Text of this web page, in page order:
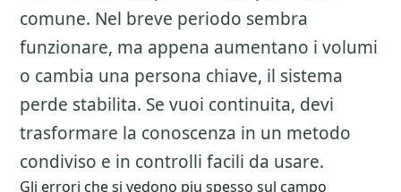
comune. Nel breve periodo sembra
funzionare, ma appena aumentano i volumi
o cambia una persona chiave, il sistema
perde stabilita. Se vuoi continuita, devi
trasformare la conoscenza in un metodo
condiviso e in controlli facili da usare.
Gli errori che si vedono piu spesso sul campo